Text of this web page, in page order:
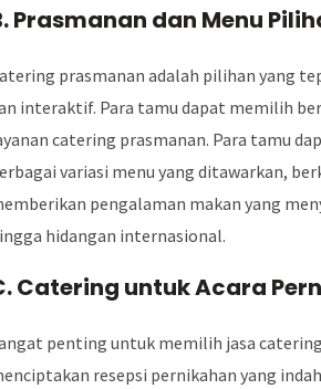
Prasmanan dan Menu
prasmanan adalah pilihan yang
interaktif. Para tamu dapat memilih
catering prasmanan. Para tamu
variasi menu yang ditawarkan,
pengalaman makan yang
hidangan internasional.
Catering untuk Acara
penting untuk memilih jasa
resepsi pernikahan yang